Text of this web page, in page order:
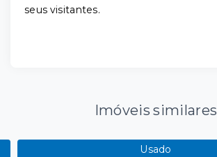
seus visitantes.
Imóveis similares
Usado